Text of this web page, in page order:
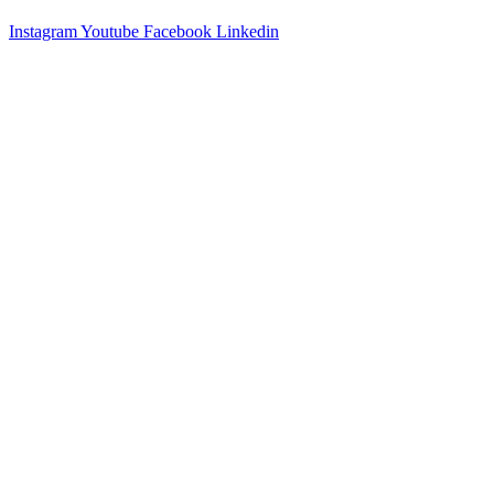
InstagramYoutube Facebook Linkedin